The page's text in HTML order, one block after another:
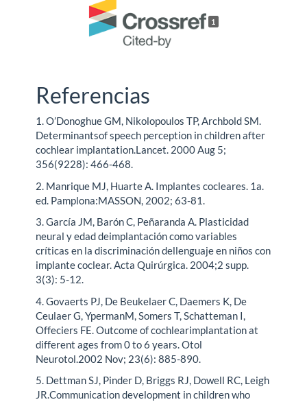
1
Referencias
1. O’Donoghue GM, Nikolopoulos TP, Archbold SM.
Determinantsof speech perception in children after
cochlear implantation.Lancet. 2000 Aug 5;
356(9228): 466-468.
2. Manrique MJ, Huarte A. Implantes cocleares. 1a.
ed. Pamplona:MASSON, 2002; 63-81.
3. García JM, Barón C, Peñaranda A. Plasticidad
neural y edad deimplantación como variables
críticas en la discriminación dellenguaje en niños con
implante coclear. Acta Quirúrgica. 2004;2 supp.
3(3): 5-12.
4. Govaerts PJ, De Beukelaer C, Daemers K, De
Ceulaer G, YpermanM, Somers T, Schatteman I,
Offeciers FE. Outcome of cochlearimplantation at
different ages from 0 to 6 years. Otol
Neurotol.2002 Nov; 23(6): 885-890.
5. Dettman SJ, Pinder D, Briggs RJ, Dowell RC, Leigh
JR.Communication development in children who